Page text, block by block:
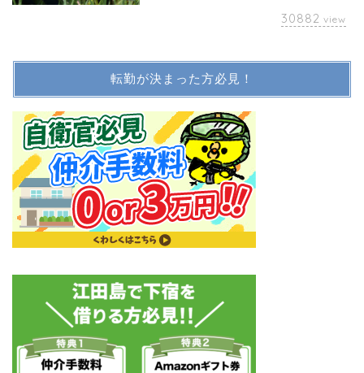
30882 view
転勤が決まった方必見！